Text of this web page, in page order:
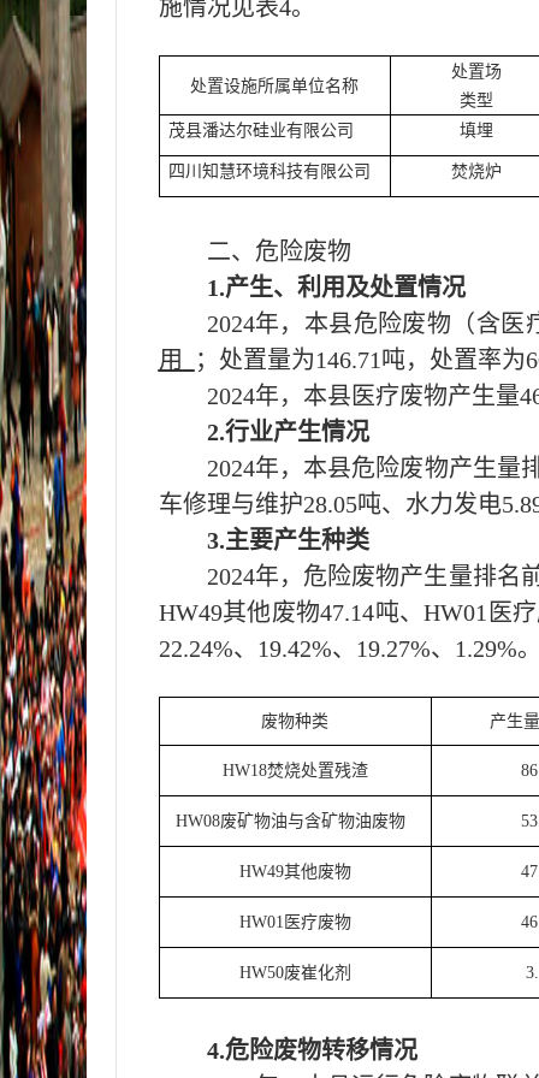
施情况见表4。
处置设施所属单位名称
处置场
类型
茂县潘达尔硅业有限公司
填埋
四川知慧环境科技有限公司 焚烧炉
二、危险废物
1.产生、利用及处置情况
2024年，本县危险废物（含医
用
；处置量为146.71吨，处置率为
2024年，本县 医疗废物产生量
2.行业产生情况
2024年，本县危险废物产生量
车修理与维护28.05吨、 水力发电
3.主要产生种类
2024年，危险废物产生量排名
HW49其他废物47.14吨、HW01医
22.24%、 19.42%、 19.27%、 1.29%
废物种类 产生
HW18焚烧处置残渣
HW08废矿物油与含矿物油废物
HW49其他废物
HW01医疗废物
HW50废崔化剂
4.危险废物转移情况